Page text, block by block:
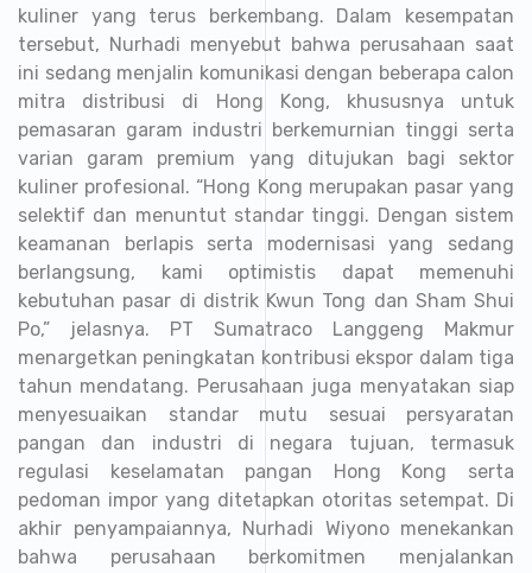
kuliner yang terus berkembang. Dalam kesempatan
tersebut, Nurhadi menyebut bahwa perusahaan saat
ini sedang menjalin komunikasi dengan beberapa calon
mitra distribusi di Hong Kong, khususnya untuk
pemasaran garam industri berkemurnian tinggi serta
varian garam premium yang ditujukan bagi sektor
kuliner profesional. “Hong Kong merupakan pasar yang
selektif dan menuntut standar tinggi. Dengan sistem
keamanan berlapis serta modernisasi yang sedang
berlangsung, kami optimistis dapat memenuhi
kebutuhan pasar di distrik Kwun Tong dan Sham Shui
Po,” jelasnya. PT Sumatraco Langgeng Makmur
menargetkan peningkatan kontribusi ekspor dalam tiga
tahun mendatang. Perusahaan juga menyatakan siap
menyesuaikan standar mutu sesuai persyaratan
pangan dan industri di negara tujuan, termasuk
regulasi keselamatan pangan Hong Kong serta
pedoman impor yang ditetapkan otoritas setempat. Di
akhir penyampaiannya, Nurhadi Wiyono menekankan
bahwa perusahaan berkomitmen menjalankan